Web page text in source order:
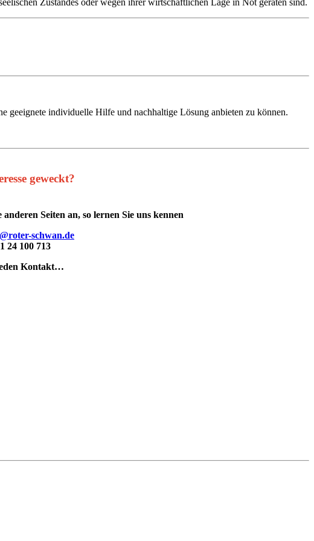
geeignete individuelle Hilfe und nachhaltige Lösung anbieten zu können.
geweckt?
Seiten an, so lernen Sie uns kennen
schwan.de
24 100 713
Kontakt…